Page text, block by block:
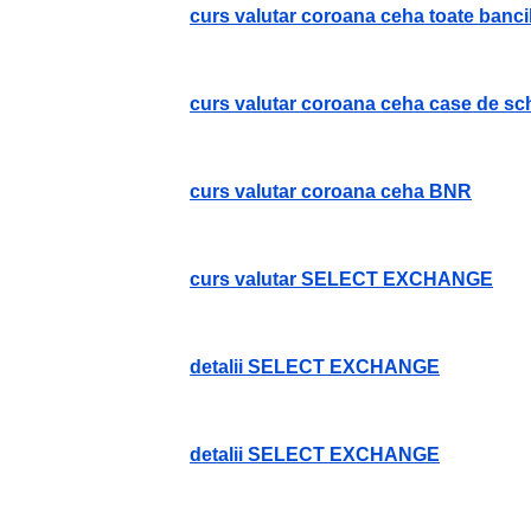
curs valutar coroana ceha toate
curs valutar coroana ceha case de
curs valutar coroana ceha BNR
curs valutar SELECT EXCHANGE
detalii SELECT EXCHANGE
detalii SELECT EXCHANGE